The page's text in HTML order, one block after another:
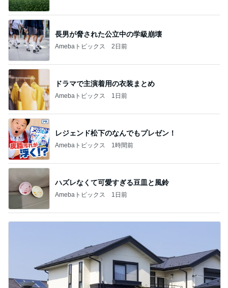
長男が脅された公立中の学級崩壊
Amebaトピックス 2日前
ドラマで主演着用の衣装まとめ
Amebaトピックス 1日前
レジェンド松下のなんでもプレゼン！
Amebaトピックス 1時間前
ハズレなくて可愛すぎる豆皿と風鈴
Amebaトピックス 1日前